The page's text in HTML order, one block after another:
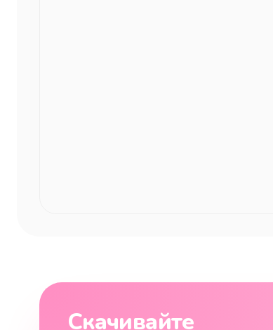
Скачивайте